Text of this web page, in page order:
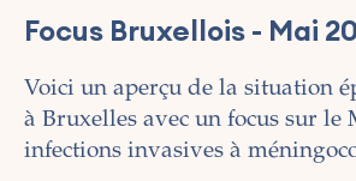
Focus Bruxellois - Mai
Voici un aperçu de la situation
à Bruxelles avec un focus sur le
infections invasives à